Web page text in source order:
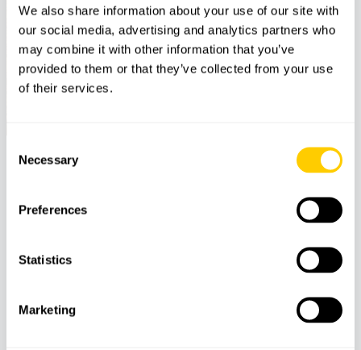
We also share information about your use of our site with
our social media, advertising and analytics partners who
may combine it with other information that you’ve
provided to them or that they’ve collected from your use
of their services.
Selection
Necessary
Preferences
Statistics
Marketing
1. Setzen Sie sich mit unseren Experten vor Ort in
2. Sie erhalten eine maßgeschneiderte Reiseroute,
3. Lassen Sie sich den besten, preisgünstigsten
Reiseplan ausarbeiten.